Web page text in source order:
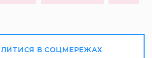
В СОЦМЕРЕЖАХ